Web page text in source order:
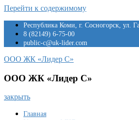
Перейти к содержимому
Республика Коми, г. Сосногорск, ул.
8 (82149) 6-75-00
public-c@uk-lider.com
ООО ЖК «Лидер С»
ООО ЖК «Лидер С»
закрыть
Главная